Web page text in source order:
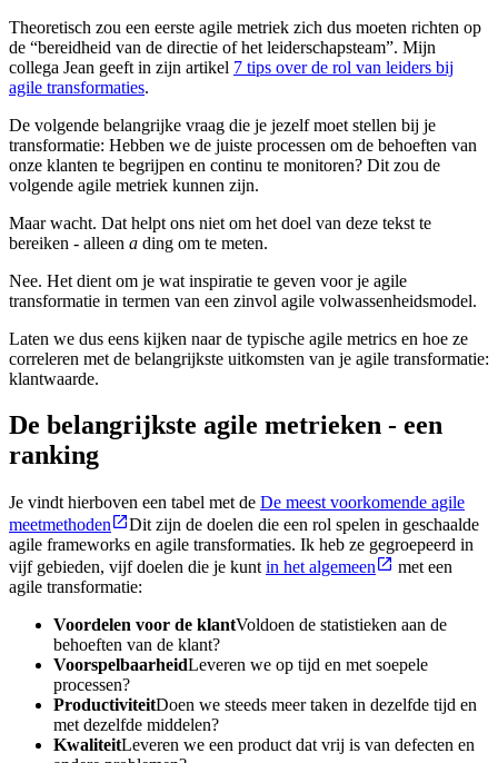
Theoretisch zou een eerste agile metriek zich dus moeten richten op
de “bereidheid van de directie of het leiderschapsteam”. Mijn
collega Jean geeft in zijn artikel 7 tips over de rol van leiders bij
agile transformaties.
De volgende belangrijke vraag die je jezelf moet stellen bij je
transformatie: Hebben we de juiste processen om de behoeften van
onze klanten te begrijpen en continu te monitoren? Dit zou de
volgende agile metriek kunnen zijn.
Maar wacht. Dat helpt ons niet om het doel van deze tekst te
bereiken - alleen a ding om te meten.
Nee. Het dient om je wat inspiratie te geven voor je agile
transformatie in termen van een zinvol agile volwassenheidsmodel.
Laten we dus eens kijken naar de typische agile metrics en hoe ze
correleren met de belangrijkste uitkomsten van je agile transformatie:
klantwaarde.
De belangrijkste agile metrieken - een
ranking
Je vindt hierboven een tabel met de De meest voorkomende agile
meetmethoden
Dit zijn de doelen die een rol spelen in geschaalde
agile frameworks en agile transformaties. Ik heb ze gegroepeerd in
vijf gebieden, vijf doelen die je kunt in het algemeen
met een
agile transformatie:
Voordelen voor de klantVoldoen de statistieken aan de
behoeften van de klant?
VoorspelbaarheidLeveren we op tijd en met soepele
processen?
ProductiviteitDoen we steeds meer taken in dezelfde tijd en
met dezelfde middelen?
KwaliteitLeveren we een product dat vrij is van defecten en